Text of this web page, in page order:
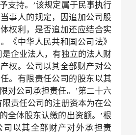
支持。’该规定属于民事执行
事人的规定，因追加公司股
权利，是否追加还应结合实
《中华人民共和国公司法》
是企业法人，有独立的法人财
权。公司以其全部财产对公
。有限责任公司的股东以其
对公司承担责任。’第二十六
限责任公司的注册资本为在公
全体股东认缴的出资额。’根
司以其全部财产对外承担责